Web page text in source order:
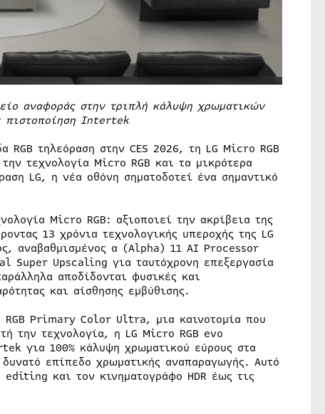
αναφοράς στην τριπλή κάλυψη χρωματικών
Intertek
τηλεόραση στην CES 2026, τη LG Micro RGB
τεχνολογία Micro RGB και τα μικρότερα
LG, η νέα οθόνη σηματοδοτεί ένα σημαντικό
Micro RGB: αξιοποιεί την ακρίβεια της
13 χρόνια τεχνολογικής υπεροχής της LG
αναβαθμισμένος α (Alpha) 11 AI Processor
Super Upscaling για ταυτόχρονη επεξεργασία
αποδίδονται φυσικές και
και αίσθησης εμβύθισης.
RGB Primary Color Ultra, μια καινοτομία που
την τεχνολογία, η LG Micro RGB evo
για 100% κάλυψη χρωματικού εύρους στα
επίπεδο χρωματικής αναπαραγωγής. Αυτό
και τον κινηματογράφο HDR έως τις